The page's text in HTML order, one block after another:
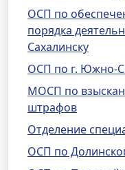
ОСП по
порядка
Сахалинску
ОСП по г. Южно-
МОСП по
штрафов
Отделение
ОСП по